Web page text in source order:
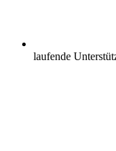
laufende